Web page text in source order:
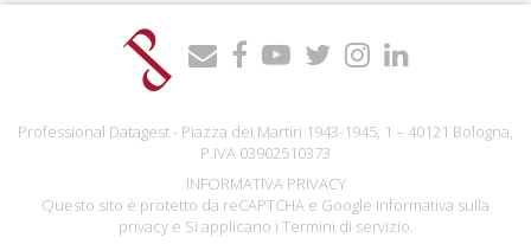
Professional Datagest - Piazza dei Martiri 1943-1945, 1 – 40121 Bologna,
P.IVA 03902510373
INFORMATIVA PRIVACY
Questo sito è protetto da reCAPTCHA e Google Informativa sulla
privacye Si applicano i Termini di servizio.